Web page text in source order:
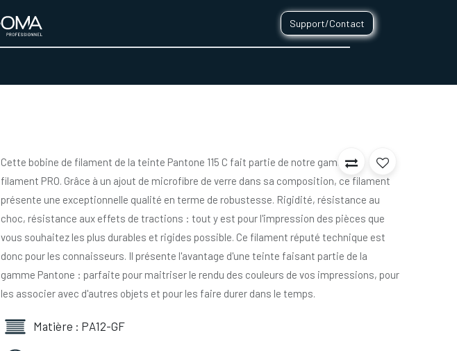
Support/Contact
Cette bobine de filament de la teinte Pantone 115 C fait partie de notre gamme de
filament PRO. Grâce à un ajout de microfibre de verre dans sa composition, ce filament
présente une exceptionnelle qualité en terme de robustesse. Rigidité, résistance au
choc, résistance aux effets de tractions : tout y est pour l'impression des pièces que
vous souhaitez les plus durables et rigides possible. Ce filament réputé technique est
donc pour les connaisseurs. Il présente l'avantage d'une teinte faisant partie de la
gamme Pantone : parfaite pour maitriser le rendu des couleurs de vos impressions, pour
les associer avec d'autres objets et pour les faire durer dans le temps.
Matière : PA12-GF